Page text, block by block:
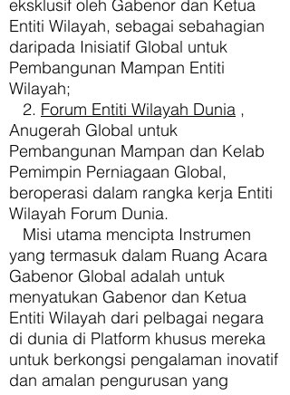
eksklusif oleh Gabenor dan Ketua
Entiti Wilayah, sebagai sebahagian
daripada Inisiatif Global untuk
Pembangunan Mampan Entiti
Wilayah;
2. Forum Entiti Wilayah Dunia ,
Anugerah Global untuk
Pembangunan Mampan dan Kelab
Pemimpin Perniagaan Global,
beroperasi dalam rangka kerja Entiti
Wilayah Forum Dunia.
Misi utama mencipta Instrumen
yang termasuk dalam Ruang Acara
Gabenor Global adalah untuk
menyatukan Gabenor dan Ketua
Entiti Wilayah dari pelbagai negara
di dunia di Platform khusus mereka
untuk berkongsi pengalaman inovatif
dan amalan pengurusan yang